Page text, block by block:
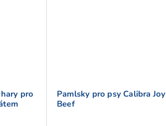
pro
Pamlsky pro psy Calibra Joy
Beef